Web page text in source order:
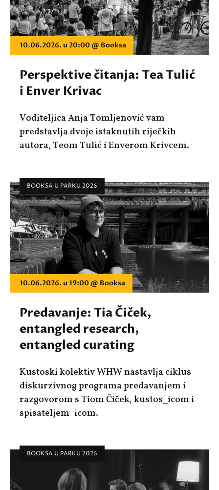
10.06.2026. u 20:00 @ Booksa
Perspektive čitanja: Tea Tulić
i Enver Krivac
Voditeljica Anja Tomljenović vam
predstavlja dvoje istaknutih riječkih
autora, Teom Tulić i Enverom Krivcem.
BOOKSA U PARKU 2026
10.06.2026. u 19:00 @ Booksa
Predavanje: Tia Čiček,
entangled research,
entangled curating
Kustoski kolektiv WHW nastavlja ciklus
diskurzivnog programa predavanjem i
razgovorom sTiom Čiček, kustos_icom i
spisateljem_icom.
BOOKSA U PARKU 2026